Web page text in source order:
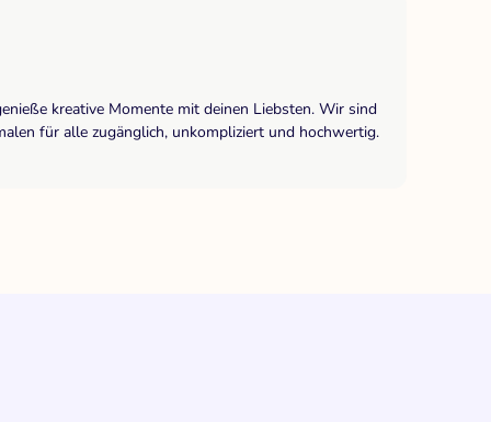
kreative Momente mit deinen Liebsten. Wir sind
für alle zugänglich, unkompliziert und hochwertig.